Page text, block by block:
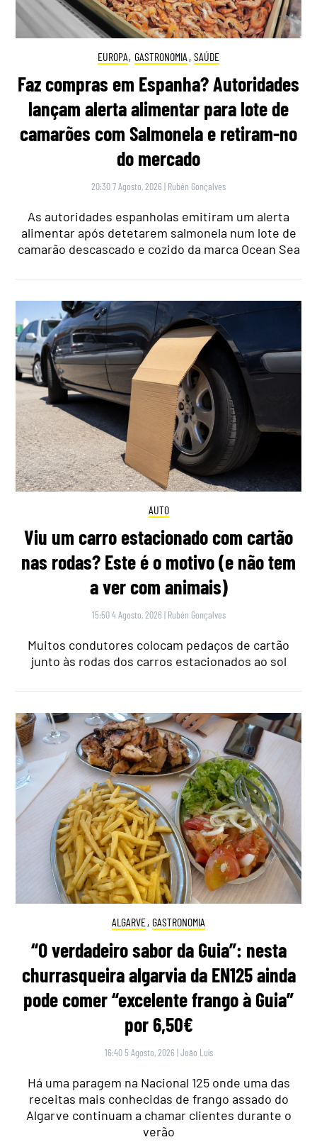
EUROPA, GASTRONOMIA , SAÚDE
Faz compras em Espanha? Autoridades
lançam alerta alimentar para lote de
camarões com Salmonela e retiram-no
do mercado
20:30 7 Agosto, 2026 | Rubén Gonçalves
As autoridades espanholas emitiram um alerta
alimentar após detetarem salmonela num lote de
camarão descascado e cozido da marca Ocean Sea
AUTO
Viu um carro estacionado com cartão
nas rodas? Este é o motivo (e não tem
a ver com animais)
15:50 4 Agosto, 2026 | Rubén Gonçalves
Muitos condutores colocam pedaços de cartão
junto às rodas dos carros estacionados ao sol
ALGARVE, GASTRONOMIA
“O verdadeiro sabor da Guia”: nesta
churrasqueira algarvia da EN125 ainda
pode comer “excelente frango à Guia”
por 6,50€
16:40 5 Agosto, 2026 |João Luís
Há uma paragem na Nacional 125 onde uma das
receitas mais conhecidas de frango assado do
Algarve continuam a chamar clientes durante o
verão